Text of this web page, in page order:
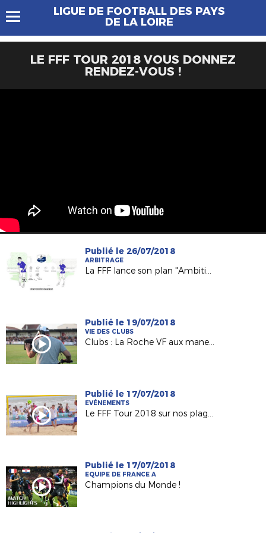
LIGUE DE FOOTBALL DES PAYS
DE LA LOIRE
LE FFF TOUR 2018 VOUS DONNEZ
RENDEZ-VOUS !
Publié le 26/07/2018
ARBITRAGE
La FFF lance son plan "Ambition 2020"
Publié le 19/07/2018
VIE DES CLUBS
Clubs : La Roche VF aux manettes de FC Nantes / OM
Publié le 17/07/2018
EVÉNEMENTS
Le FFF Tour 2018 sur nos plages !
Publié le 17/07/2018
EQUIPE DE FRANCE A
Champions du Monde !